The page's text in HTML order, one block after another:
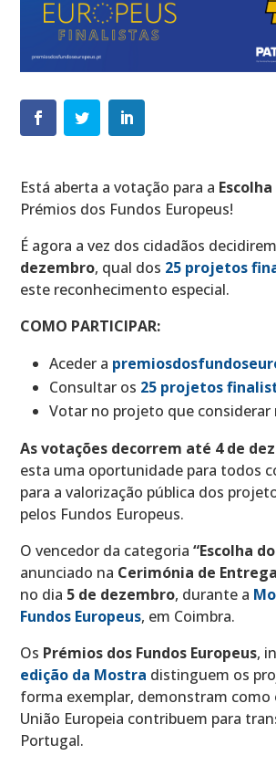
Está aberta a votação para a
Prémios dos Fundos Europeus!
É agora a vez dos cidadãos
dezembro, qual dos 25 projetos
este reconhecimento especial.
COMO PARTICIPAR:
Aceder a
Consultar os 25 projetos
Votar no projeto que considerar
As votações decorrem até 4 de
esta uma oportunidade para todos
para a valorização pública dos
pelos Fundos Europeus.
O vencedor da categoria“Escolha
anunciado na Cerimónia de
no dia 5 de dezembro, durante a
Fundos Europeus, em Coimbra.
Os Prémios dos Fundos Europeus,
edição da Mostra distinguem os
forma exemplar, demonstram como
União Europeia contribuem para
Portugal.